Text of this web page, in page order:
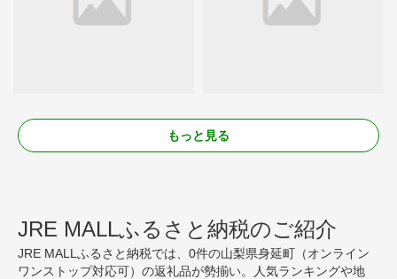
もっと見る
JRE MALLふるさと納税のご紹介
JRE MALLふるさと納税では、0件の山梨県身延町（オンライン
ワンストップ対応可）の返礼品が勢揃い。人気ランキングや地